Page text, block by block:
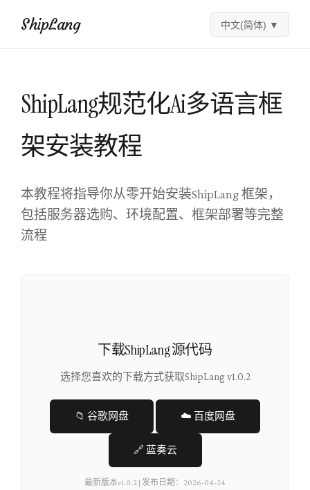
ShipLang 中文(简体) ▼
ShipLang规范化Ai多语言框
架安装教程
本教程将指导你从零开始安装ShipLang 框架，
包括服务器选购、环境配置、框架部署等完整
流程
下载ShipLang 源代码
选择您喜欢的下载方式获取ShipLang v1.0.2
📁 谷歌网盘 ☁️ 百度网盘
🔗 蓝奏云
最新版本v1.0.2 | 发布日期：2026-04-24